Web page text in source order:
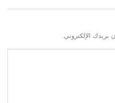
الإلكتروني.